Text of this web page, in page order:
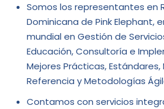
Somos los representantes en
Dominicana de Pink Elephant,
mundial en Gestión de
Educación, Consultoría e
Mejores Prácticas, Estándares,
Referencia y Metodologías
Contamos con servicios